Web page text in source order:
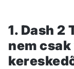
1. Dash 2
nem